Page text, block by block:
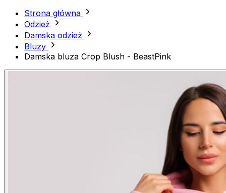
Strona główna
Odzież
Damska odzież
Bluzy
Damska bluza Crop Blush - BeastPink